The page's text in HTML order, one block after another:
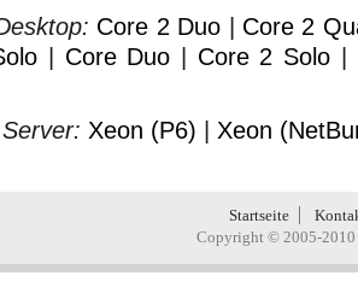
Core 2 Duo
Core 2
Core Duo Core 2 Solo
Server: Xeon (P6) Xeon
Startseite
Copyright © 2005-2010